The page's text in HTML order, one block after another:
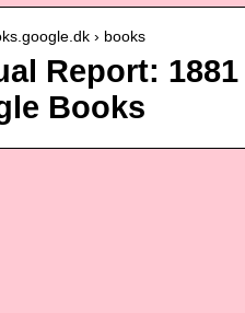
› books
Report:
Books